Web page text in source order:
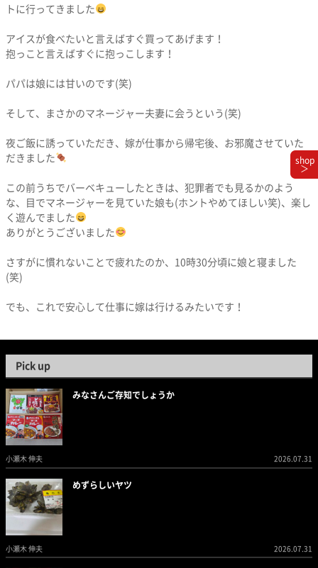
トに行ってきました
アイスが食べたいと言えばすぐ買ってあげます！
抱っこと言えばすぐに抱っこします！
パパは娘には甘いのです(笑)
そして、まさかのマネージャー夫妻に会うという(笑)
夜ご飯に誘っていただき、嫁が仕事から帰宅後、お邪魔させていた
だきました
この前うちでバーベキューしたときは、犯罪者でも見るかのよう
な、目でマネージャーを見ていた娘も(ホントやめてほしい笑)、楽し
く遊んでました
ありがとうございました
さすがに慣れないことで疲れたのか、10時30分頃に娘と寝ました
(笑)
でも、これで安心して仕事に嫁は行けるみたいです！
Pick up
みなさんご存知でしょうか
小瀬木 伸夫 2026.07.31
めずらしいヤツ
小瀬木 伸夫 2026.07.31
shop
＞